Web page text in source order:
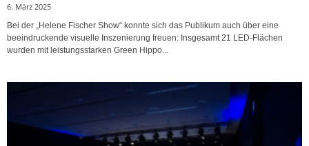
6. März 2025
Bei der „Helene Fischer Show“ konnte sich das Publikum auch über eine
beeindruckende visuelle Inszenierung freuen: Insgesamt 21 LED-Flächen
wurden mit leistungsstarken Green Hippo...